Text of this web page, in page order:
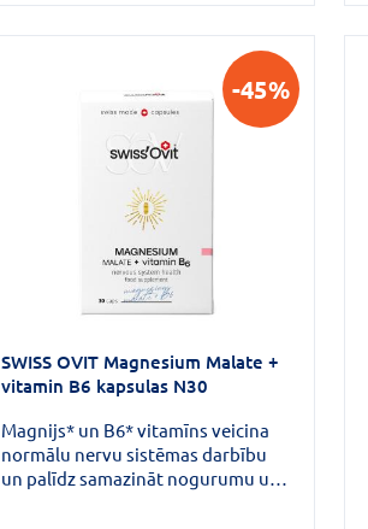
-45%
SWISS OVIT Magnesium Malate +
vitamin B6 kapsulas N30
Magnijs* un B6* vitamīns veicina
normālu nervu sistēmas darbību
un palīdz samazināt nogurumu un